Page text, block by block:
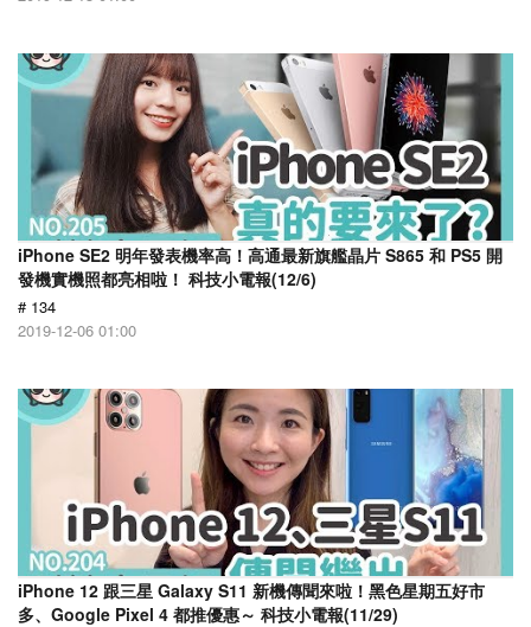
iPhone SE2 明年發表機率高！高通最新旗艦晶片 S865 和 PS5 開
發機實機照都亮相啦！ 科技小電報(12/6)
# 134
2019-12-06 01:00
iPhone 12 跟三星 Galaxy S11 新機傳聞來啦！黑色星期五好市
多、Google Pixel 4 都推優惠～ 科技小電報(11/29)